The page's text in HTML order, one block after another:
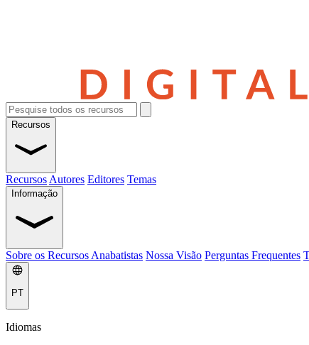
Recursos
Recursos Autores Editores Temas
Informação
Sobre os Recursos Anabatistas Nossa Visão Perguntas Frequentes
PT
Idiomas